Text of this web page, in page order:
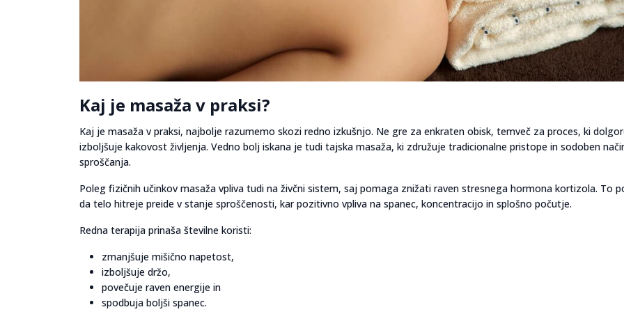
Kaj je masaža v praksi?
Kaj je masaža v praksi, najbolje razumemo skozi redno izkušnjo. Ne gre za enkraten obisk, temveč za proces, ki
izboljšuje kakovost življenja. Vedno bolj iskana je tudi tajska masaža, ki združuje tradicionalne pristope in sodoben
sproščanja.
Poleg fizičnih učinkov masaža vpliva tudi na živčni sistem, saj pomaga znižati raven stresnega hormona kortizola. To
da telo hitreje preide v stanje sproščenosti, kar pozitivno vpliva na spanec, koncentracijo in splošno počutje.
Redna terapija prinaša številne koristi:
zmanjšuje mišično napetost,
izboljšuje držo,
povečuje raven energije in
spodbuja boljši spanec.